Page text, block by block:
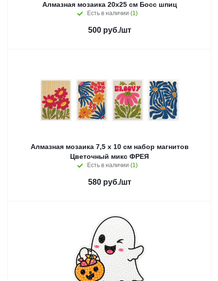
Алмазная мозаика 20х25 см Босс шпиц
Есть в наличии (1)
500руб./шт
Алмазная мозаика 7,5 х 10 см набор магнитов
Цветочный микс ФРЕЯ
Есть в наличии (1)
580руб./шт